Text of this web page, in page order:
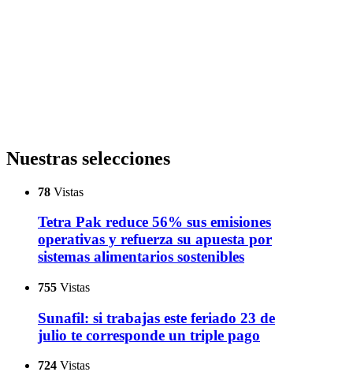
Nuestras selecciones
78 Vistas
Tetra Pak reduce 56% sus emisiones
operativas y refuerza su apuesta por
sistemas alimentarios sostenibles
755 Vistas
Sunafil: si trabajas este feriado 23 de
julio te corresponde un triple pago
724 Vistas